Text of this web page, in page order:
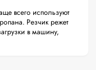
всего используют
Резчик режет
в машину,